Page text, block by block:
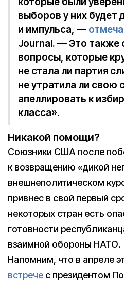
выборов у них будет
и импульса, —
Journal. — Это также
вопросы, которые
не стала ли партия
не утратила ли свою
апеллировать к
класса».
Никакой помощи?
Союзники США после
к возвращению «дикой
внешнеполитическом
привнес в свой первый
некоторых стран есть
готовности
взаимной обороны НАТО.
Напомним, что в апреле
встрече с президентом